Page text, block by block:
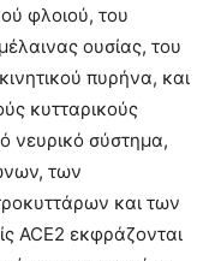
φλοιού, του
ουσίας, του
πυρήνα, και
κυτταρικούς
νευρικό σύστημα,
των
και των
ACE2 εκφράζονται